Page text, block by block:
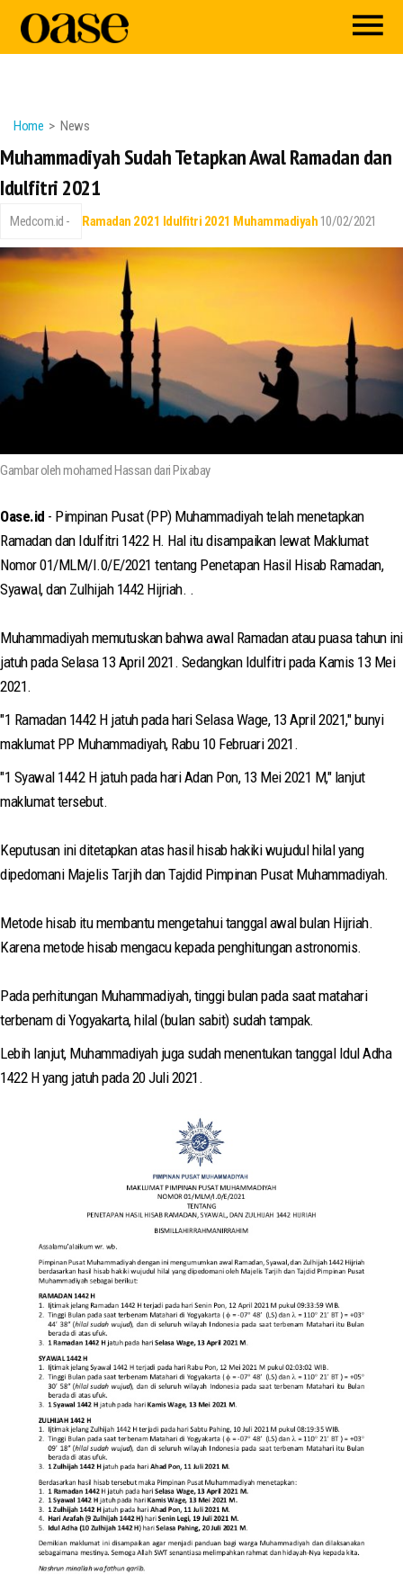
Home News
Muhammadiyah Sudah Tetapkan Awal Ramadan dan
Idulfitri 2021
Medcom.id - Ramadan 2021 Idulfitri 2021 Muhammadiyah 10/02/2021
Gambar oleh mohamed Hassan dari Pixabay
Oase.id - Pimpinan Pusat (PP) Muhammadiyah telah menetapkan
Ramadan dan Idulfitri 1422 H. Hal itu disampaikan lewat Maklumat
Nomor 01/MLM/I.0/E/2021 tentang Penetapan Hasil Hisab Ramadan,
Syawal, dan Zulhijah 1442 Hijriah. .
Muhammadiyah memutuskan bahwa awal Ramadan atau puasa tahun ini
jatuh pada Selasa 13 April 2021. Sedangkan Idulfitri pada Kamis 13 Mei
2021.
"1 Ramadan 1442 H jatuh pada hari Selasa Wage, 13 April 2021," bunyi
maklumat PP Muhammadiyah, Rabu 10 Februari 2021.
"1 Syawal 1442 H jatuh pada hari Adan Pon, 13 Mei 2021 M," lanjut
maklumat tersebut.
Keputusan ini ditetapkan atas hasil hisab hakiki wujudul hilal yang
dipedomani Majelis Tarjih dan Tajdid Pimpinan Pusat Muhammadiyah.
Metode hisab itu membantu mengetahui tanggal awal bulan Hijriah.
Karena metode hisab mengacu kepada penghitungan astronomis.
Pada perhitungan Muhammadiyah, tinggi bulan pada saat matahari
terbenam di Yogyakarta, hilal (bulan sabit) sudah tampak.
Lebih lanjut, Muhammadiyah juga sudah menentukan tanggal Idul Adha
1422 H yang jatuh pada 20 Juli 2021.